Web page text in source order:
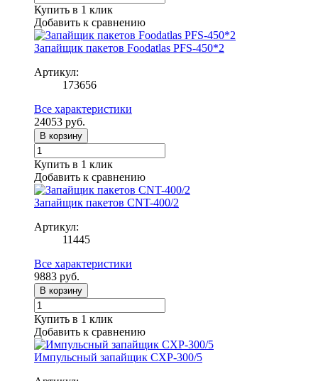
Купить в 1 клик
Добавить к сравнению
Запайщик пакетов Foodatlas PFS-450*2
Артикул:
173656
Все характеристики
24053 руб.
В корзину
Купить в 1 клик
Добавить к сравнению
Запайщик пакетов CNT-400/2
Артикул:
11445
Все характеристики
9883 руб.
В корзину
Купить в 1 клик
Добавить к сравнению
Импульсный запайщик CXP-300/5